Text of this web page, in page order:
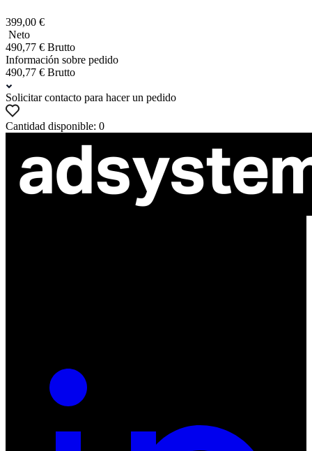
399,00 €
Neto
490,77 € Brutto
Información sobre pedido
490,77 € Brutto
Solicitar contacto para hacer un pedido
Cantidad disponible: 0